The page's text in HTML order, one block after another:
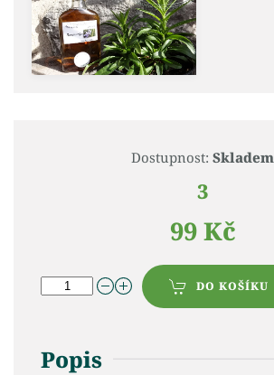
Dostupnost: Skladem
3
99 Kč
DO KOŠÍKU
Popis